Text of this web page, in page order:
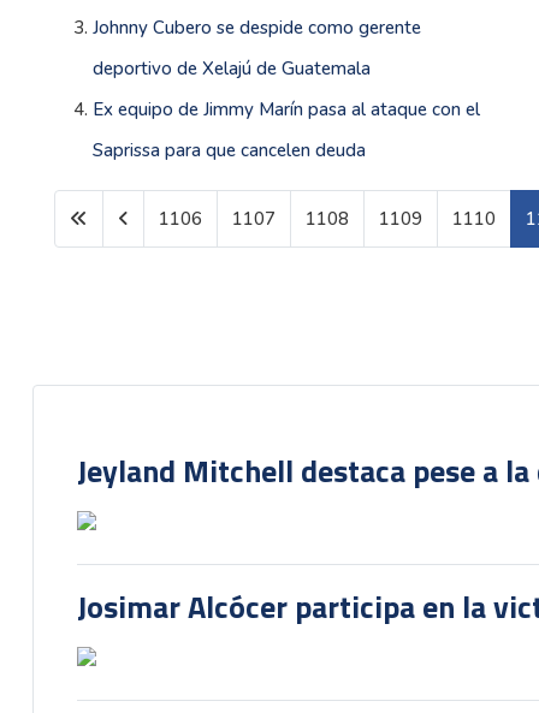
Johnny Cubero se despide como gerente
deportivo de Xelajú de Guatemala
Ex equipo de Jimmy Marín pasa al ataque con el
Saprissa para que cancelen deuda
Página 1111 de 1599
1106 1107 1108 1109 1110
Jeyland Mitchell destaca pese a
Josimar Alcócer participa en la